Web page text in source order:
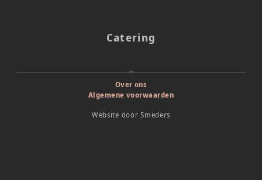
Catering
Over ons
Algemene voorwaarden
Website doorSmeders